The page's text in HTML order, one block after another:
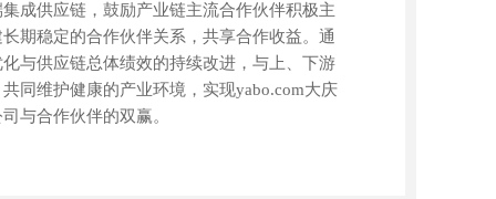
成供应链，鼓励产业链主流合作伙伴积极主
期稳定的合作伙伴关系，共享合作收益。通
与供应链总体绩效的持续改进，与上、下游
同维护健康的产业环境，实现yabo.com大庆
与合作伙伴的双赢。